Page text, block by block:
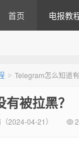
首页 电报教
> Telegram怎么知道
被拉黑？
2024-04-21）